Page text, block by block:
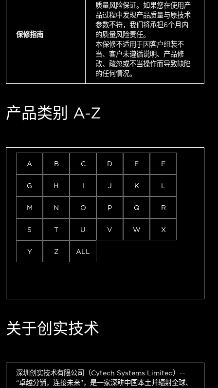
保修指南
质量风险保证。如果您在使用产
品过程中发现产品质量与原技术
参数不符，我们将承担6个月内
的质量风险责任。
本保修不适用于因客户组装不
当、客户未遵循说明、产品修
改、疏忽或不当操作而导致缺陷
的任何情况。
产品类别 A-Z
A B C D E F
G H I J K L
M N O P Q R
S T U V W X
Y Z ALL
关于创实技术
深圳创实技术有限公司（Cytech Systems Limited）--
“卓越分销，连接未来”，是一家深耕中国本土并辐射全球、